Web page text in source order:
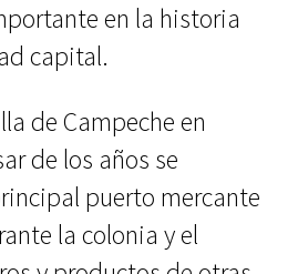
en la historia
capital.
de Campeche en
de los años se
puerto mer­cante
la colonia y el